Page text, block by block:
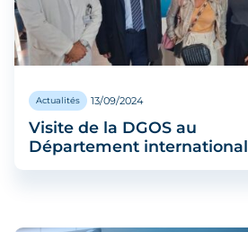
Actualités 13/09/2024
Visite de la DGOS au
Département international